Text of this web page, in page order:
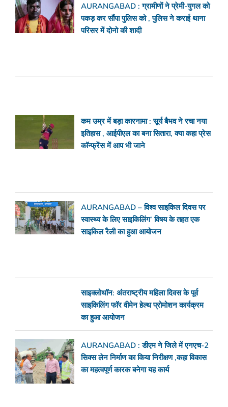
AURANGABAD : ग्रामीणों ने प्रेमी-युगल को
पकड़ कर सौंपा पुलिस को , पुलिस ने कराई थाना
परिसर में दोनो की शादी
कम उम्र में बड़ा कारनामा : सूर्य बैभव ने रचा नया
इतिहास , आईपीएल का बना सितारा, क्या कहा प्रेस
कॉन्फ्रेंस में आप भी जाने
AURANGABAD – विश्व साइकिल दिवस पर
स्वास्थ्य के लिए साइकिलिंग’ विषय के तहत एक
साइकिल रैली का हुआ आयोजन
साइक्लोथॉन: अंतराष्ट्रीय महिला दिवस के पूर्व
साइकिलिंग फॉर वीमेन हेल्थ प्रोमोशन कार्यक्रम
का हुआ आयोजन
AURANGABAD : डीएम ने जिले में एनएच-2
सिक्स लेन निर्माण का किया निरीक्षण ,कहा विकास
का महत्वपूर्ण कारक बनेगा यह कार्य